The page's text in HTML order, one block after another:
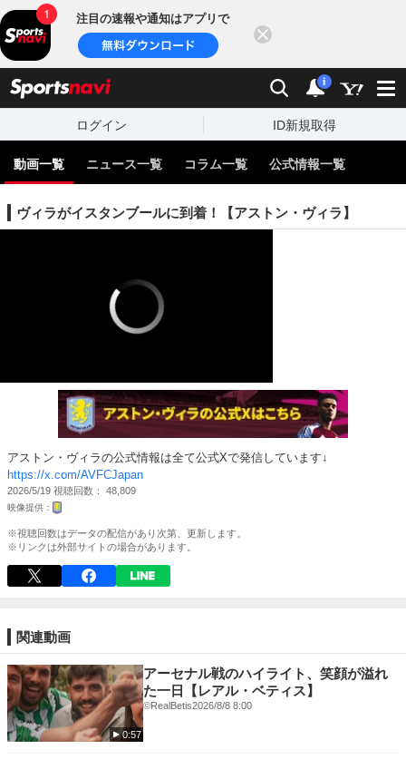
注目の速報や通知はアプリで
検索 通知
i
ログイン ID新規取得
動画一覧 ニュース一覧 コラム一覧 公式情報一覧
ヴィラがイスタンブールに到着！【アストン・ヴィラ】
アストン・ヴィラの公式情報は全て公式Xで発信しています↓
https://x.com/AVFCJapan
2026/5/19 視聴回数 48,809
※視聴回数はデータの配信があり次第、更新します。
※リンクは外部サイトの場合があります。
関連動画
0:57
アーセナル戦のハイライト、笑顔が溢れ
た一日【レアル・ベティス】
©RealBetis2026/8/8 8:00